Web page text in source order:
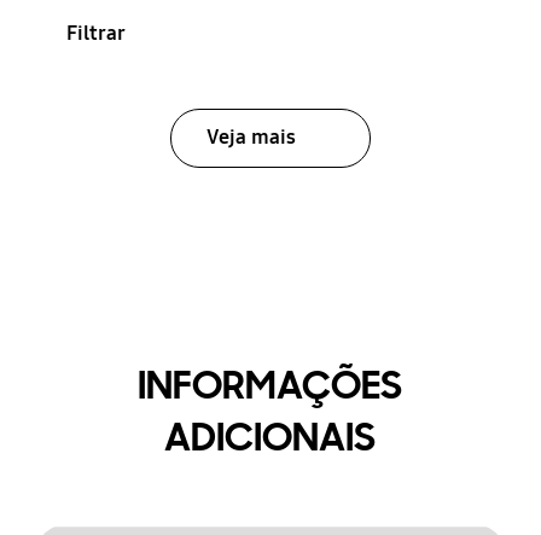
Filtrar
Veja mais
INFORMAÇÕES
ADICIONAIS